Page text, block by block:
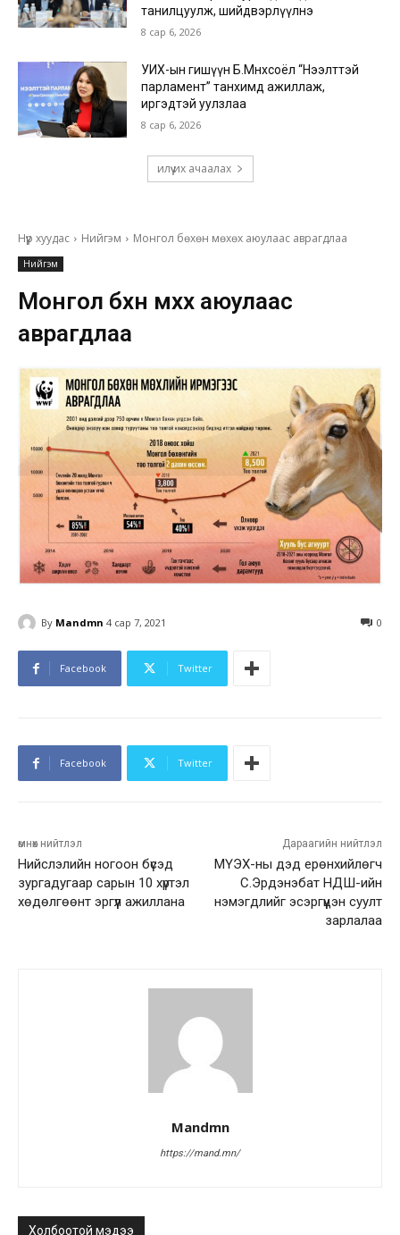
танилцуулж, шийдвэрлүүлнэ
8 сар 6, 2026
УИХ-ын гишүүн Б.Мөнхсоёл “Нээлттэй
парламент” танхимд ажиллаж,
иргэдтэй уулзлаа
8 сар 6, 2026
илүү их ачаалах